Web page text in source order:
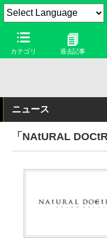
カテゴリ 過去記事
ニュース
「NAtURAL